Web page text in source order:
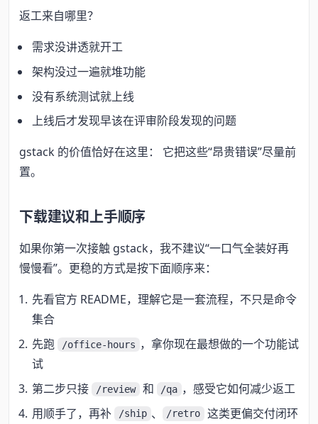
返工来自哪里？
需求没讲透就开工
架构没过一遍就堆功能
没有系统测试就上线
上线后才发现早该在评审阶段发现的问题
gstack 的价值恰好在这里： 它把这些“昂贵错误”尽量前
置。
下载建议和上手顺序
如果你第一次接触 gstack，我不建议“一口气全装好再
慢慢看”。更稳的方式是按下面顺序来：
先看官方 README，理解它是一套流程，不只是命令
集合
先跑
/office-hours ，拿你现在最想做的一个功能试
试
第二步只接
/review 和 /qa ，感受它如何减少返工
用顺手了，再补
/ship 、 /retro
这类更偏交付闭环